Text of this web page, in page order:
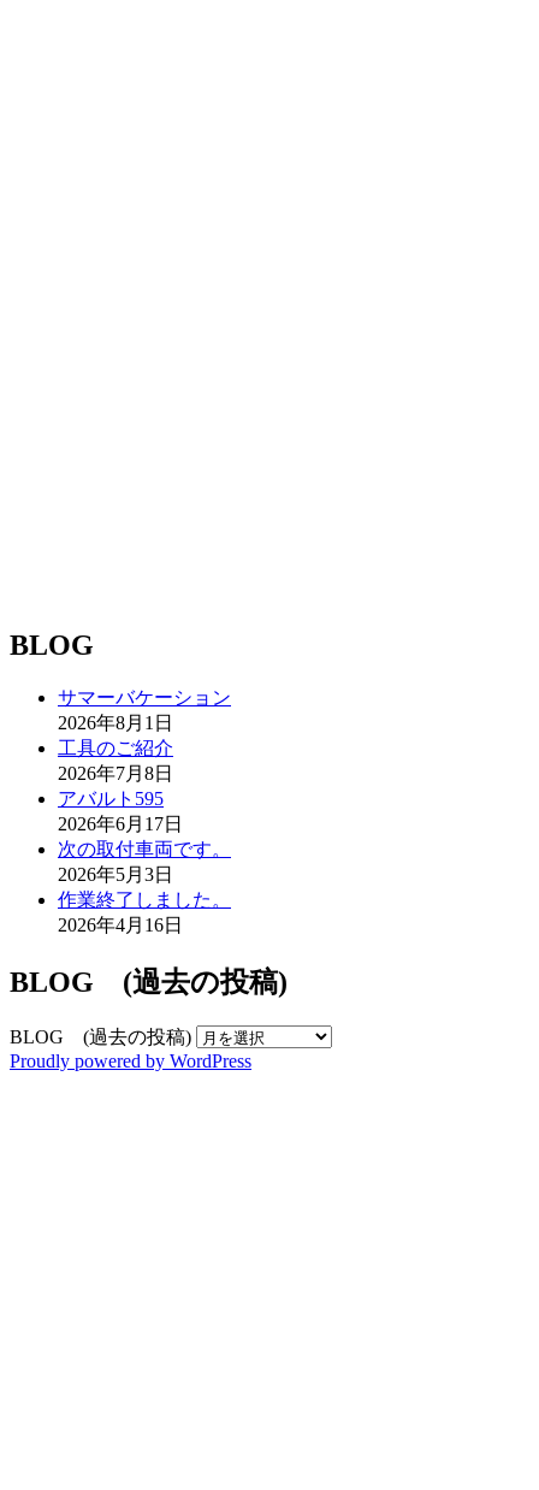
BLOG
サマーバケーション
2026年8月1日
工具のご紹介
2026年7月8日
アバルト595
2026年6月17日
次の取付車両です。
2026年5月3日
作業終了しました。
2026年4月16日
BLOG (過去の投稿)
BLOG (過去の投稿)
Proudly powered by WordPress